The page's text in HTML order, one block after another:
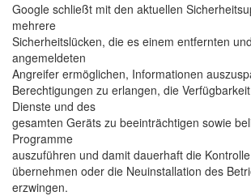
Google schließt mit den aktuellen
mehrere
Sicherheitslücken, die es einem entfernten
angemeldeten
Angreifer ermöglichen, Informationen
Berechtigungen zu erlangen, die
Dienste und des
gesamten Geräts zu beeinträchtigen sowie
Programme
auszuführen und damit dauerhaft die
übernehmen oder die Neuinstallation des
erzwingen.